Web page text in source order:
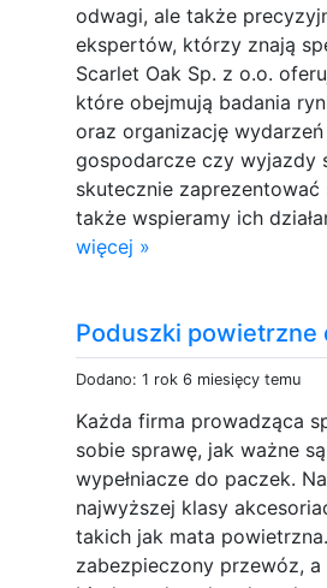
odwagi, ale także
ekspertów, którzy znają
Scarlet Oak Sp. z o.o.
które obejmują badania
oraz organizację
gospodarcze czy wyjazdy
skutecznie
także wspieramy ich
więcej »
Poduszki powietrzne
Dodano: 1 rok 6 miesięcy temu
Każda firma prowadząca
sobie sprawę, jak ważne
wypełniacze do paczek.
najwyższej klasy
takich jak mata
zabezpieczony przewóz,